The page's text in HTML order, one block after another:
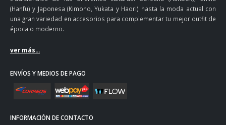
(Hanfu) y Japonesa (Kimono, Yukata y Haori) hasta la moda actual con
una gran variedad en accesorios para complementar tu mejor outfit de
época o moderno.
ver más...
ENVÍOS Y MEDIOS DE PAGO
INFORMACIÓN DE CONTACTO